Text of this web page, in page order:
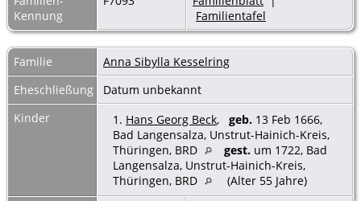
Kennung
Familientafel
Familie
Anna Sibylla Kesselring
Eheschließung
Datum unbekannt
Kinder
1. Hans Georg Beck, geb. 13 Feb 1666,
Bad Langensalza, Unstrut-Hainich-Kreis,
Thüringen, BRD
gest. um 1722, Bad
Langensalza, Unstrut-Hainich-Kreis,
Thüringen, BRD
(Alter 55 Jahre)